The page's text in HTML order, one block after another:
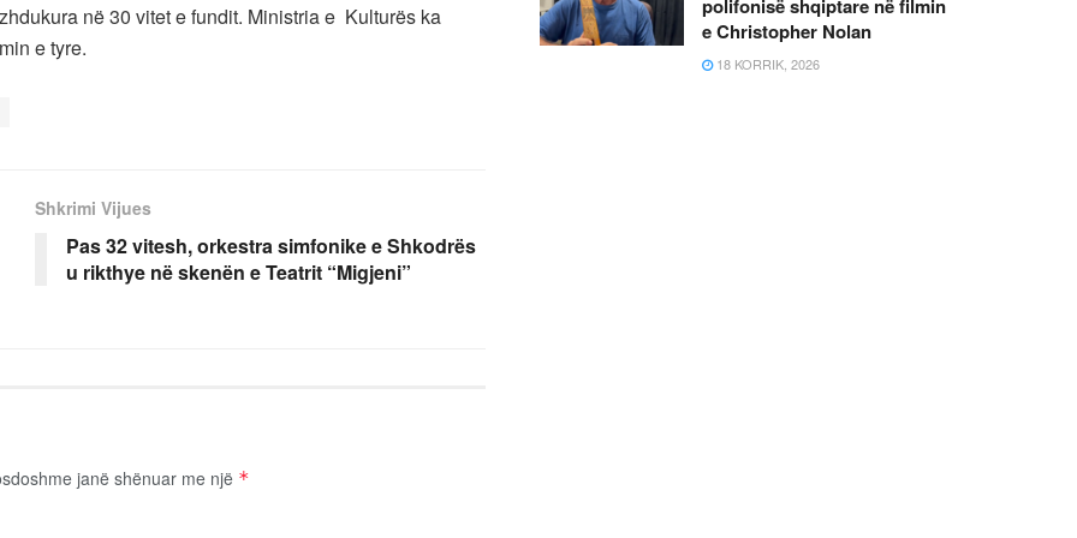
në 30 vitet e fundit. Ministria e Kulturës ka
e tyre.
Shkrimi Vijues
Pas 32 vitesh, orkestra simfonike e Shkodrës
u rikthye në skenën e Teatrit “Migjeni”
janë shënuar me një *
polifonisë shqiptare në filmin
e Christopher Nolan
18 KORRIK, 2026